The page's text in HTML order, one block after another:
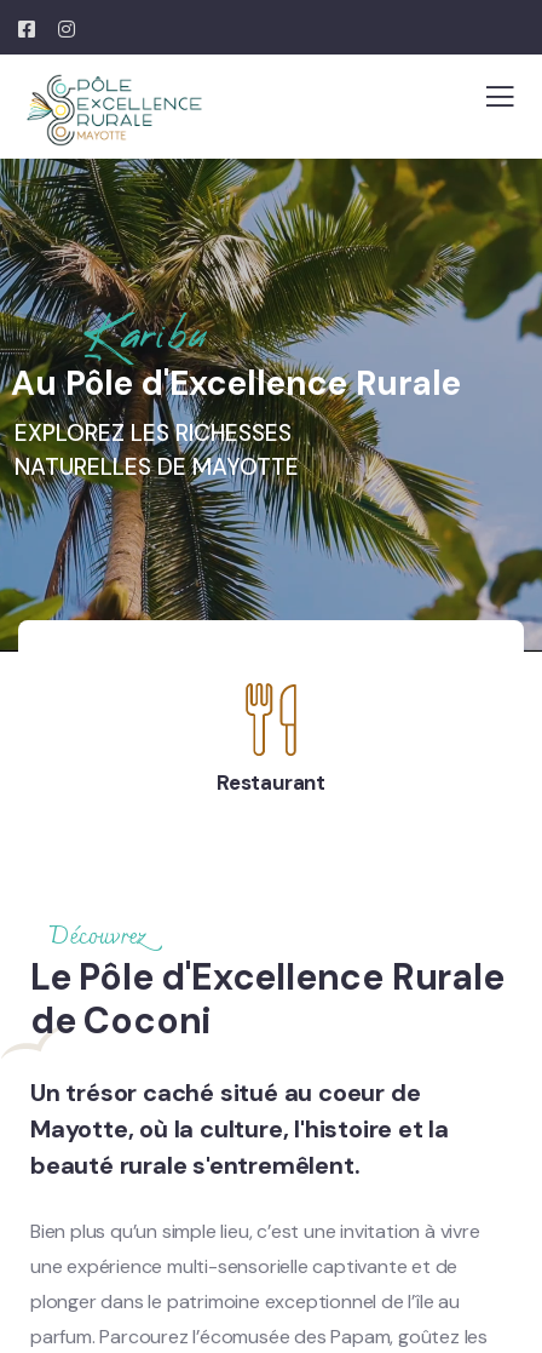
Karibu
EXPLOREZ LES RICHESSES
NATURELLES DE MAYOTTE
Au Pôle d'Excellence Rurale
Restaurant
Découvrez
Le Pôle d'Excellence Rurale
de Coconi
Un trésor caché situé au coeur de
Mayotte, où la culture, l'histoire et la
beauté rurale s'entremêlent.
Bien plus qu’un simple lieu, c’est une invitation à vivre
une expérience multi-sensorielle captivante et de
plonger dans le patrimoine exceptionnel de l’île au
parfum. Parcourez l’écomusée des Papam, goûtez les